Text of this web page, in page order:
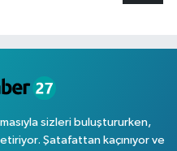
sizleri buluştururken,
Şatafattan kaçınıyor ve